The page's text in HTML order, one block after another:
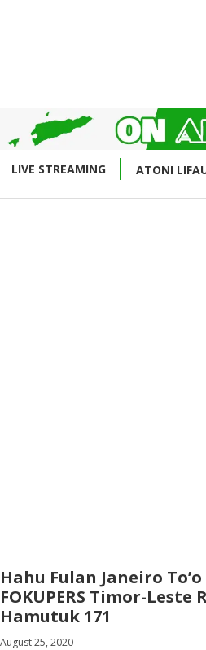
LIVE STREAMING ATONI
Hahu Fulan Janeiro
FOKUPERS Timor-Leste
Hamutuk 171
August 25, 2020